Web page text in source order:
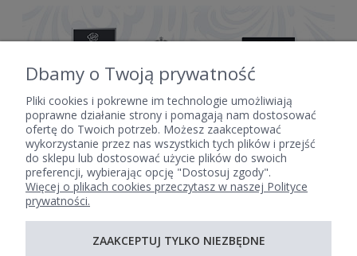
POMOC
MOJE KONTO
PŁATNOŚCI I DOSTAWA
Dbamy o Twoją prywatność
Pliki cookies i pokrewne im technologie umożliwiają
poprawne działanie strony i pomagają nam dostosować
ofertę do Twoich potrzeb. Możesz zaakceptować
wykorzystanie przez nas wszystkich tych plików i przejść
do sklepu lub dostosować użycie plików do swoich
preferencji, wybierając opcję "Dostosuj zgody".
Więcej o plikach cookies przeczytasz w naszej Polityce
prywatności.
ZAAKCEPTUJ TYLKO NIEZBĘDNE